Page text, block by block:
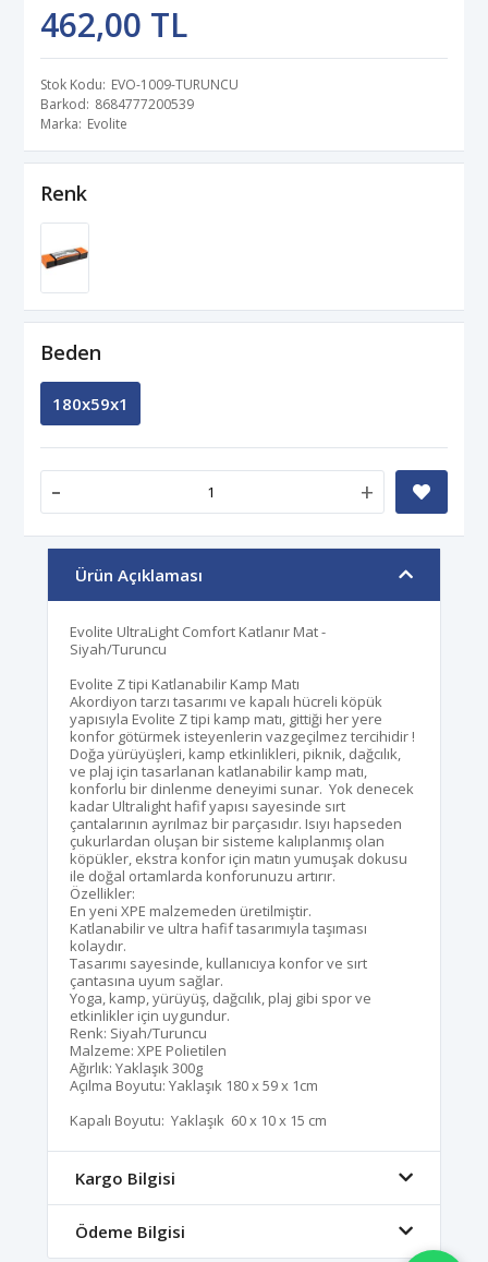
462,00 TL
Stok Kodu EVO-1009-TURUNCU
Barkod 8684777200539
Marka Evolite
Renk
Beden
180x59x1
- +
Ürün Açıklaması
Evolite UltraLight Comfort Katlanır Mat -
Siyah/Turuncu
Evolite Z tipi Katlanabilir Kamp Matı
Akordiyon tarzı tasarımı ve kapalı hücreli köpük
yapısıyla Evolite Z tipi kamp matı, gittiği her yere
konfor götürmek isteyenlerin vazgeçilmez tercihidir !
Doğa yürüyüşleri, kamp etkinlikleri, piknik, dağcılık,
ve plaj için tasarlanan katlanabilir kamp matı,
konforlu bir dinlenme deneyimi sunar. Yok denecek
kadar Ultralight hafif yapısı sayesinde sırt
çantalarının ayrılmaz bir parçasıdır. Isıyı hapseden
çukurlardan oluşan bir sisteme kalıplanmış olan
köpükler, ekstra konfor için matın yumuşak dokusu
ile doğal ortamlarda konforunuzu artırır.
Özellikler:
En yeni XPE malzemeden üretilmiştir.
Katlanabilir ve ultra hafif tasarımıyla taşıması
kolaydır.
Tasarımı sayesinde, kullanıcıya konfor ve sırt
çantasına uyum sağlar.
Yoga, kamp, ​​yürüyüş, dağcılık, plaj gibi spor ve
etkinlikler için uygundur.
Renk: Siyah/Turuncu
Malzeme: XPE Polietilen
Ağırlık: Yaklaşık 300g
Açılma Boyutu: Yaklaşık 180 x 59 x 1cm
Kapalı Boyutu: Yaklaşık 60 x 10 x 15 cm
Kargo Bilgisi
Ödeme Bilgisi